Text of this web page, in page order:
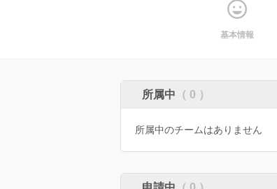
基本情報
所属中 （ 0 ）
所属中のチームはありません